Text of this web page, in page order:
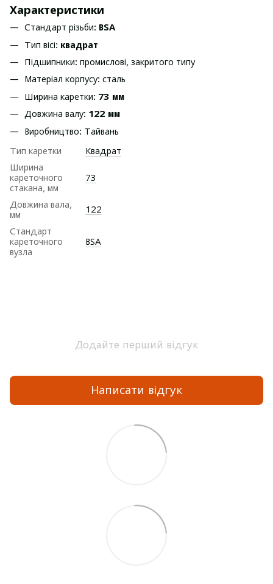
Характеристики
Стандарт різьби: BSA
Тип вісі: квадрат
Підшипники: промислові, закритого типу
Матеріал корпусу: сталь
Ширина каретки: 73 мм
Довжина валу: 122 мм
Виробництво: Тайвань
Тип каретки
Квадрат
Ширина
кареточного
стакана, мм
73
Довжина вала,
мм
122
Стандарт
кареточного
вузла
BSA
Додайте перший відгук
Написати відгук